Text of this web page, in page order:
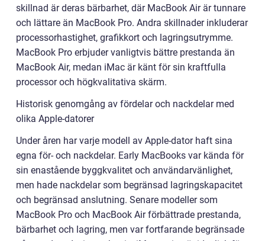
skillnad är deras bärbarhet, där MacBook Air är tunnare
och lättare än MacBook Pro. Andra skillnader inkluderar
processorhastighet, grafikkort och lagringsutrymme.
MacBook Pro erbjuder vanligtvis bättre prestanda än
MacBook Air, medan iMac är känt för sin kraftfulla
processor och högkvalitativa skärm.
Historisk genomgång av fördelar och nackdelar med
olika Apple-datorer
Under åren har varje modell av Apple-dator haft sina
egna för- och nackdelar. Early MacBooks var kända för
sin enastående byggkvalitet och användarvänlighet,
men hade nackdelar som begränsad lagringskapacitet
och begränsad anslutning. Senare modeller som
MacBook Pro och MacBook Air förbättrade prestanda,
bärbarhet och lagring, men var fortfarande begränsade